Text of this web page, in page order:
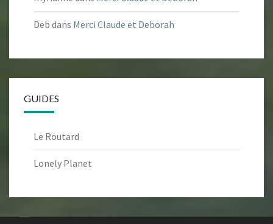
Deb dans Merci Claude et Deborah
GUIDES
Le Routard
Lonely Planet